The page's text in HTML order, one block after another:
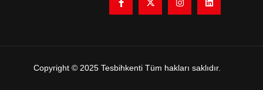
Copyright © 2025 Tesbihkenti Tüm hakları saklıdır.